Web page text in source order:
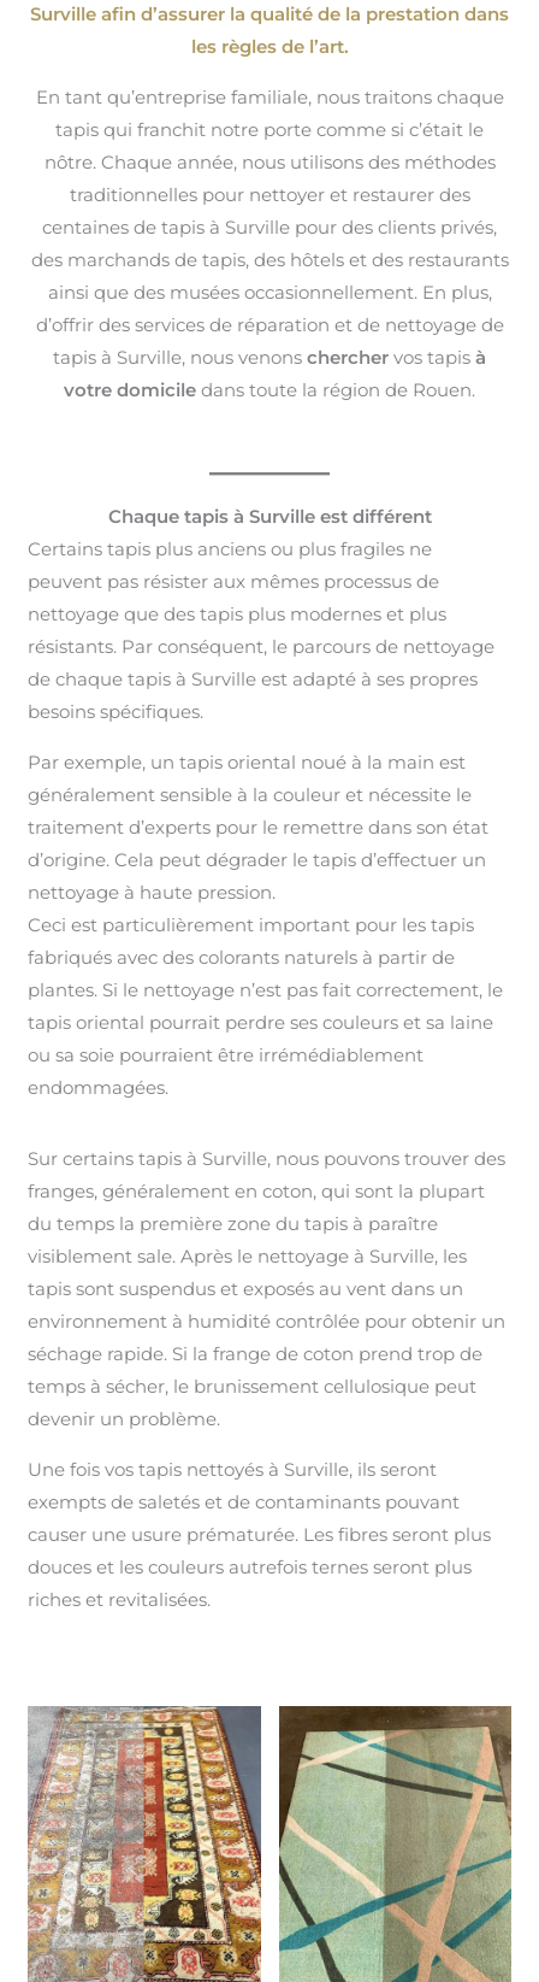
Surville afin d’assurer la qualité de la prestation dans
les règles de l’art.
En tant qu’entreprise familiale, nous traitons chaque
tapis qui franchit notre porte comme si c’était le
nôtre. Chaque année, nous utilisons des méthodes
traditionnelles pour nettoyer et restaurer des
centaines de tapis à Surville pour des clients privés,
des marchands de tapis, des hôtels et des restaurants
ainsi que des musées occasionnellement. En plus,
d’offrir des services de réparation et de nettoyage de
tapis à Surville, nous venons chercher vos tapis à
votre domicile dans toute la région de Rouen.
Chaque tapis à Surville est différent
Certains tapis plus anciens ou plus fragiles ne
peuvent pas résister aux mêmes processus de
nettoyage que des tapis plus modernes et plus
résistants. Par conséquent, le parcours de nettoyage
de chaque tapis à Surville est adapté à ses propres
besoins spécifiques.
Par exemple, un tapis oriental noué à la main est
généralement sensible à la couleur et nécessite le
traitement d’experts pour le remettre dans son état
d’origine. Cela peut dégrader le tapis d’effectuer un
nettoyage à haute pression.
Ceci est particulièrement important pour les tapis
fabriqués avec des colorants naturels à partir de
plantes. Si le nettoyage n’est pas fait correctement, le
tapis oriental pourrait perdre ses couleurs et sa laine
ou sa soie pourraient être irrémédiablement
endommagées.
Sur certains tapis à Surville, nous pouvons trouver des
franges, généralement en coton, qui sont la plupart
du temps la première zone du tapis à paraître
visiblement sale. Après le nettoyage à Surville, les
tapis sont suspendus et exposés au vent dans un
environnement à humidité contrôlée pour obtenir un
séchage rapide. Si la frange de coton prend trop de
temps à sécher, le brunissement cellulosique peut
devenir un problème.
Une fois vos tapis nettoyés à Surville, ils seront
exempts de saletés et de contaminants pouvant
causer une usure prématurée. Les fibres seront plus
douces et les couleurs autrefois ternes seront plus
riches et revitalisées.